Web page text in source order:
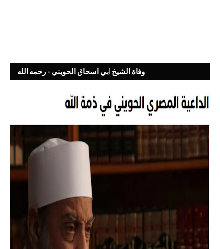
وفاة الشيخ ابي اسحاق الحويني - رحمه الله